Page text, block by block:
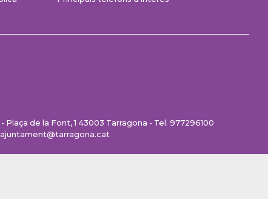
de la Font, 1 43003 Tarragona - Tel. 977296100
ajuntament@tarragona.cat